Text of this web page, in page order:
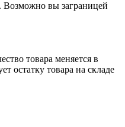
Возможно вы заграницей
товара меняется в
остатку товара на складе